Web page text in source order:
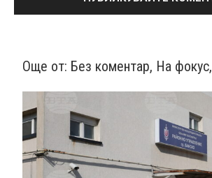
Още от: Без коментар, На фокус,